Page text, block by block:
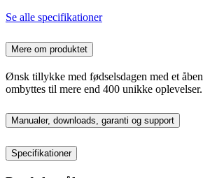
Se alle specifikationer
Mere om produktet
Ønsk tillykke med fødselsdagen med et
ombyttes til mere end 400 unikke oplevelser.
Manualer, downloads, garanti og support
Specifikationer